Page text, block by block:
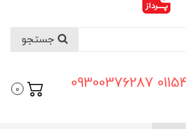
09111961461 - 01154606042 09300376287
0